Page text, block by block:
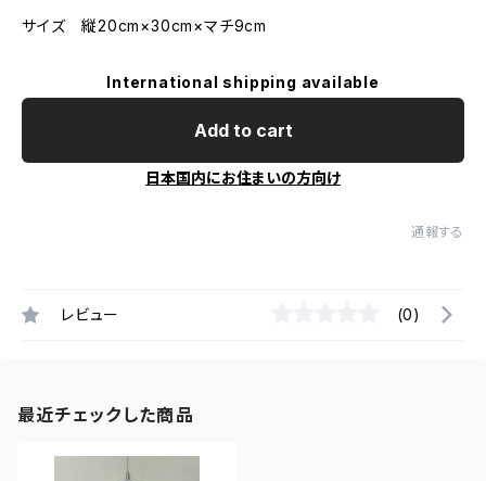
サイズ 縦20cm×30cm×マチ9cm
International shipping available
Add to cart
日本国内にお住まいの方向け
通報する
レビュー (0)
最近チェックした商品